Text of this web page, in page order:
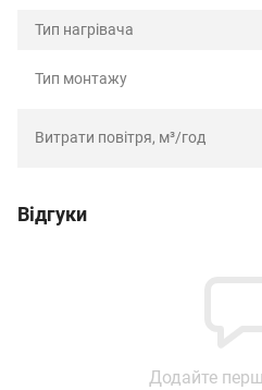
Тип нагрівача
Тип монтажу
Витрати повітря, м³/год
Відгуки
Додайте